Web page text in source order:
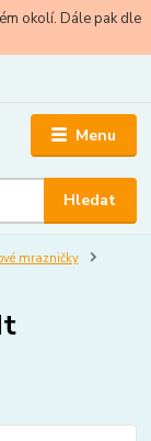
okolí. Dále pak dle
Menu
Hledat
mrazničky